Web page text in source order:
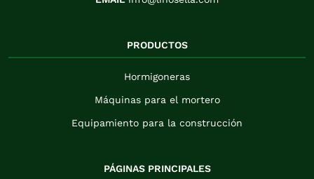
PRODUCTOS
Hormigoneras
Máquinas para el mortero
Equipamiento para la construcción
PÁGINAS PRINCIPALES